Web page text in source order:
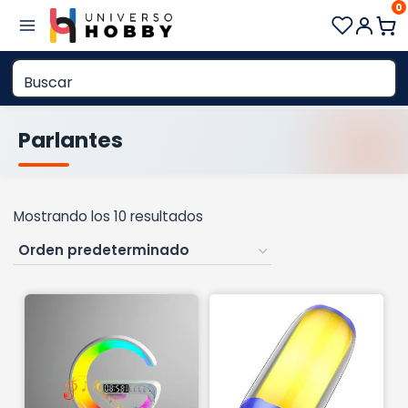
contenido
0
Parlantes
Mostrando los 10 resultados